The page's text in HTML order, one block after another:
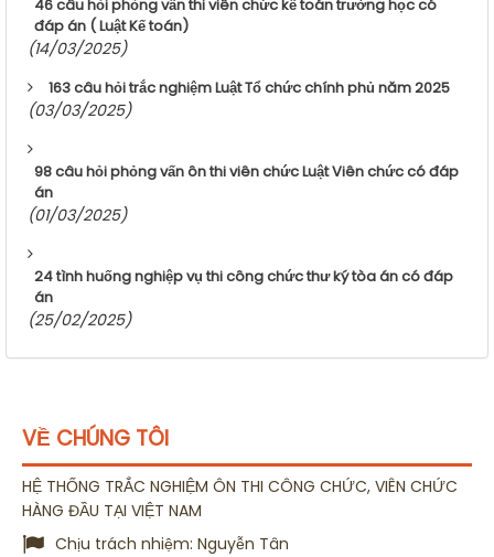
46 câu hỏi phỏng vấn thi viên chức kế toán trường học có
đáp án ( Luật Kế toán)
(14/03/2025)
163 câu hỏi trắc nghiệm Luật Tổ chức chính phủ năm 2025
(03/03/2025)
98 câu hỏi phỏng vấn ôn thi viên chức Luật Viên chức có đáp
án
(01/03/2025)
24 tình huống nghiệp vụ thi công chức thư ký tòa án có đáp
án
(25/02/2025)
VỀ CHÚNG TÔI
HỆ THỐNG TRẮC NGHIỆM ÔN THI CÔNG CHỨC, VIÊN CHỨC
HÀNG ĐẦU TẠI VIỆT NAM
Chịu trách nhiệm: Nguyễn Tân